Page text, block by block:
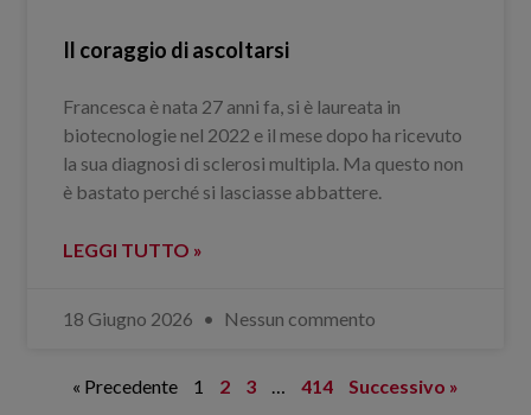
Il coraggio di ascoltarsi
Francesca è nata 27 anni fa, si è laureata in
biotecnologie nel 2022 e il mese dopo ha ricevuto
la sua diagnosi di sclerosi multipla. Ma questo non
è bastato perché si lasciasse abbattere.
LEGGI TUTTO »
18 Giugno 2026 Nessun commento
« Precedente 1 2 3 … 414 Successivo »